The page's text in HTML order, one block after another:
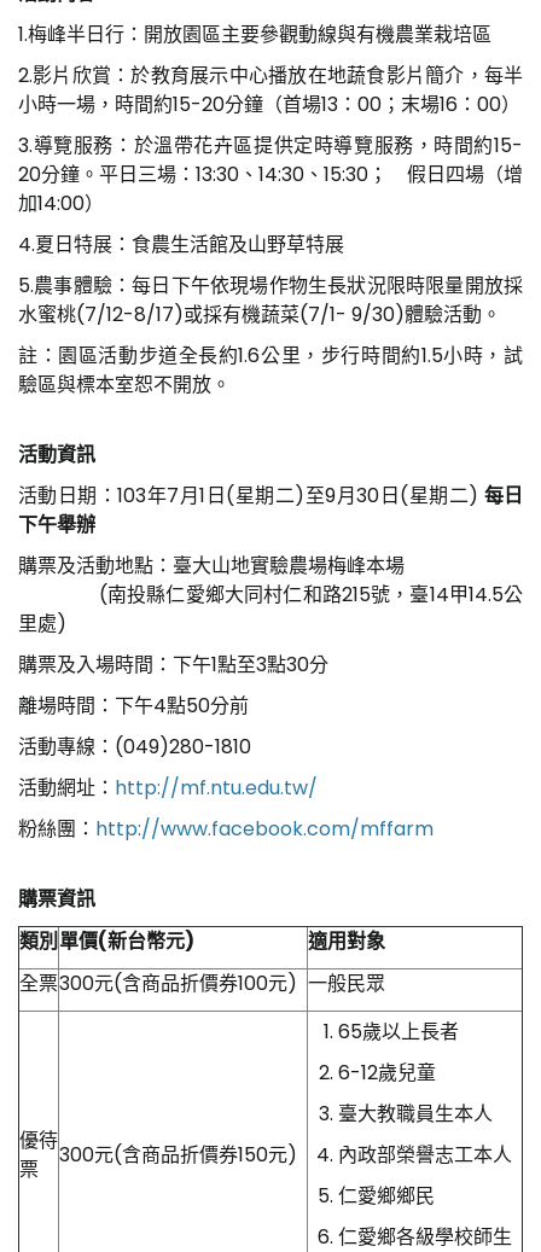
1.梅峰半日行：開放園區主要參觀動線與有機農業栽培區
2.影片欣賞：於教育展示中心播放在地蔬食影片簡介，每半
小時一場，時間約15-20分鐘（首場13：00；末場16：00）
3.導覽服務：於溫帶花卉區提供定時導覽服務，時間約15-
20分鐘。平日三場：13:30、14:30、15:30； 假日四場（增
加14:00）
4.夏日特展：食農生活館及山野草特展
5.農事體驗：每日下午依現場作物生長狀況限時限量開放採
水蜜桃(7/12-8/17)或採有機蔬菜(7/1- 9/30)體驗活動。
註：園區活動步道全長約1.6公里，步行時間約1.5小時，試
驗區與標本室恕不開放。
活動資訊
活動日期：103年7月1日(星期二)至9月30日(星期二) 每日
下午舉辦
購票及活動地點：臺大山地實驗農場梅峰本場
(南投縣仁愛鄉大同村仁和路215號，臺14甲14.5公
里處)
購票及入場時間：下午1點至3點30分
離場時間：下午4點50分前
活動專線：(049)280-1810
活動網址： http://mf.ntu.edu.tw/
粉絲團： http://www.facebook.com/mffarm
購票資訊
類別 單價(新台幣元)
適用對象
全票300元(含商品折價券100元) 一般民眾
優待
票
300元(含商品折價券150元)
65歲以上長者
6-12歲兒童
臺大教職員生本人
內政部榮譽志工本人
仁愛鄉鄉民
仁愛鄉各級學校師生